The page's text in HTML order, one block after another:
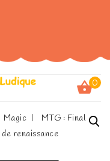
0
Magic
MTG : Final
renaissance